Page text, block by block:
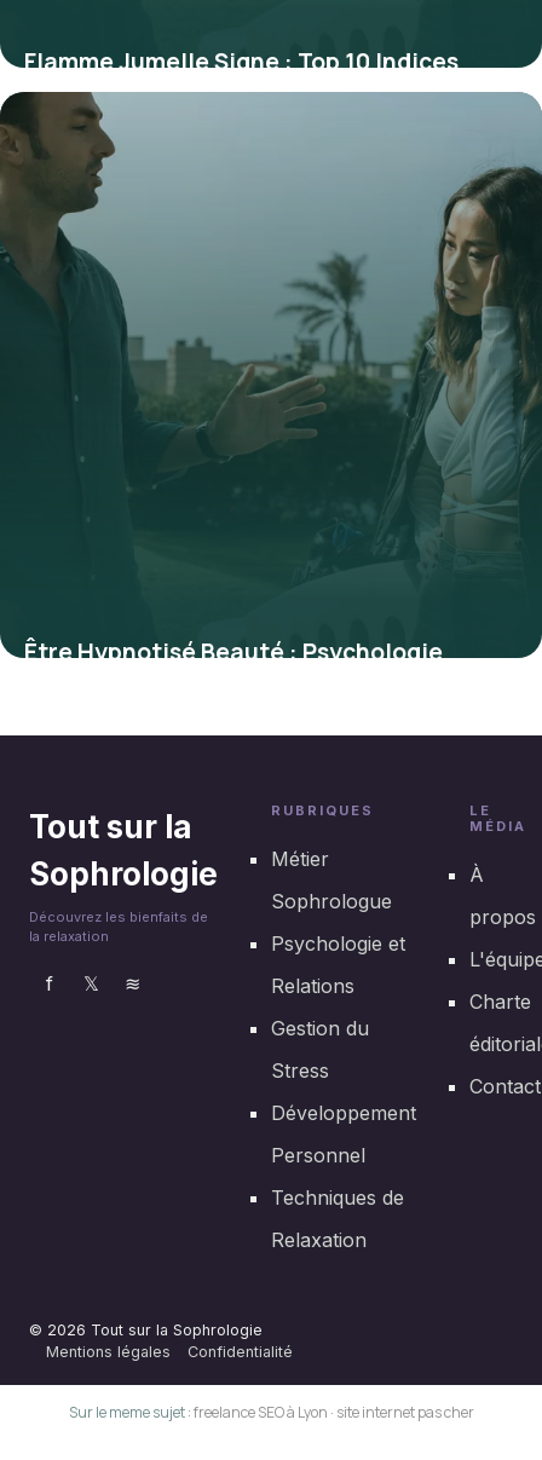
Flamme Jumelle Signe : Top 10 Indices
Révélateurs
29 juin 2026
Être Hypnotisé Beauté : Psychologie
28 juin 2026
Tout sur la
Sophrologie
Découvrez les bienfaits de
la relaxation
f 𝕏 ≋
RUBRIQUES
Métier
Sophrologue
Psychologie et
Relations
Gestion du
Stress
Développement
Personnel
Techniques de
Relaxation
LE
MÉDIA
À
propos
Charte
Contact
© 2026 Tout sur la Sophrologie
Mentions légales
Confidentialité
Sur le meme sujet :freelance SEO à Lyon · site internet pas cher